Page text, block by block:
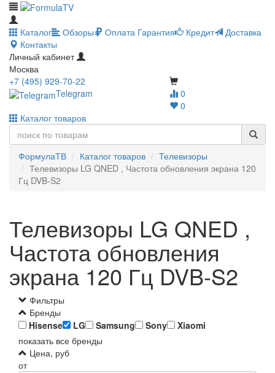
Каталог Обзоры Оплата Гарантия Кредит
Доставка
Контакты
Личный кабинет
Москва
0
0
+7 (495) 929-70-22
Telegram
Каталог товаров
ФормулаТВ Каталог товаров
Телевизоры
Телевизоры LG QNED , Частота обновления экрана 120
Гц DVB-S2
Телевизоры LG QNED ,
Частота обновления
экрана 120 Гц DVB-S2
Фильтры
Бренды
Hisense
LG Samsung Sony
Xiaomi
показать все бренды
Цена, руб
от